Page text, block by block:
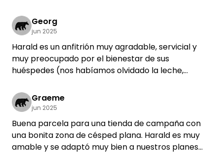
Georg
jun 2025
Harald es un anfitrión muy agradable, servicial y
muy preocupado por el bienestar de sus
huéspedes (nos habíamos olvidado la leche,
super cuidada, recién segada a la llegada y
naturaleza pura alrededor, con muchas
luciérnagas por la noche.
Esperamos la próxima vez con vosotros🍀.
Graeme
jun 2025
Buena parcela para una tienda de campaña con
una bonita zona de césped plana. Harald es muy
amable y se adaptó muy bien a nuestros planes